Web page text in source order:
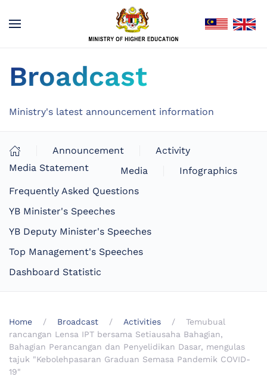
Broadcast
Ministry's latest announcement information
Announcement
Activity
Media Statement
Media
Infographics
Frequently Asked Questions
YB Minister's Speeches
YB Deputy Minister's Speeches
Top Management's Speeches
Dashboard Statistic
Home Broadcast Activities
Temubual
rancangan Lensa IPT bersama Setiausaha Bahagian,
Bahagian Perancangan dan Penyelidikan Dasar, mengulas
tajuk "Kebolehpasaran Graduan Semasa Pandemik COVID-
19"